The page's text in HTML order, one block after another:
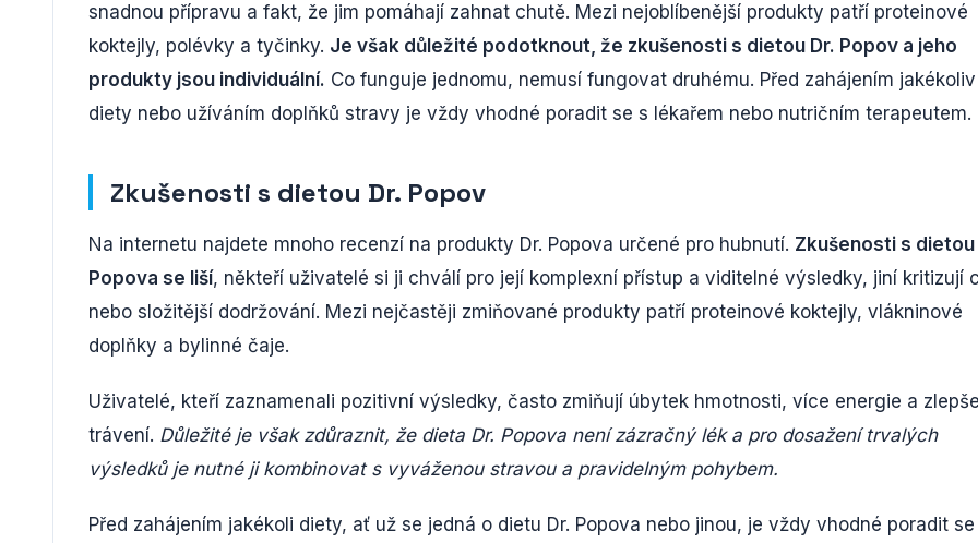
snadnou přípravu a fakt, že jim pomáhají zahnat chutě. Mezi nejoblíbenější produkty patří proteinové
koktejly, polévky a tyčinky. Je však důležité podotknout, že zkušenosti s dietou Dr. Popov a jeho
produkty jsou individuální. Co funguje jednomu, nemusí fungovat druhému. Před zahájením jakékoliv
diety nebo užíváním doplňků stravy je vždy vhodné poradit se s lékařem nebo nutričním terapeutem.
Zkušenosti s dietou Dr. Popov
Na internetu najdete mnoho recenzí na produkty Dr. Popova určené pro hubnutí. Zkušenosti s dietou
Popova se liší, někteří uživatelé si ji chválí pro její komplexní přístup a viditelné výsledky, jiní kritizují
nebo složitější dodržování. Mezi nejčastěji zmiňované produkty patří proteinové koktejly, vlákninové
doplňky a bylinné čaje.
Uživatelé, kteří zaznamenali pozitivní výsledky, často zmiňují úbytek hmotnosti, více energie a
trávení. Důležité je však zdůraznit, že dieta Dr. Popova není zázračný lék a pro dosažení trvalých
výsledků je nutné ji kombinovat s vyváženou stravou a pravidelným pohybem.
Před zahájením jakékoli diety, ať už se jedná o dietu Dr. Popova nebo jinou, je vždy vhodné poradit se